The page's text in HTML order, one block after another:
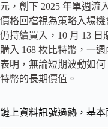
元，創下 2025 年單週流
價格回檔視為策略入場機
仍持續買入，10 月 13 日
購入 168 枚比特幣，一
表明，無論短期波動如
特幣的長期價值。
鏈上資料訊號過熱，基本